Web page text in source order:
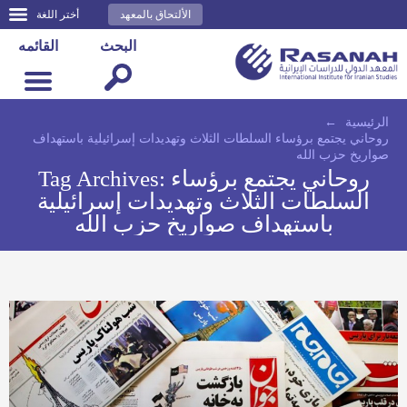
أختر اللغة الألتحاق بالمعهد
القائمه البحث
الرئيسية
←
روحاني يجتمع برؤساء السلطات الثلاث وتهديدات إسرائيلية باستهداف
صواريخ حزب الله
Tag Archives: روحاني يجتمع برؤساء
السلطات الثلاث وتهديدات إسرائيلية
باستهداف صواريخ حزب الله